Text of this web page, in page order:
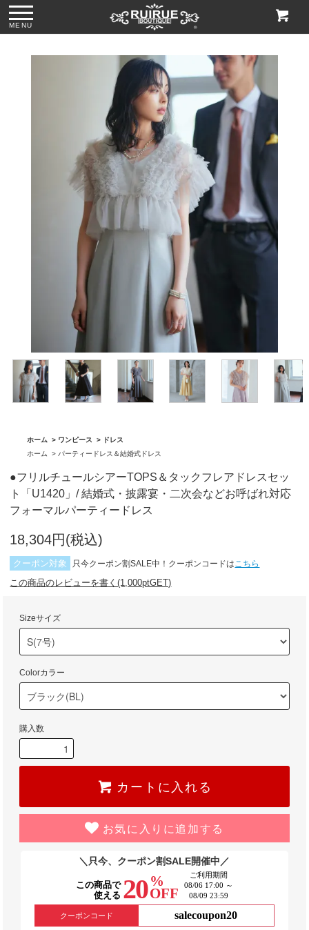
MENU
●グリッターチャン
キーローヒールパ
●ビジューハンドル
スパンコール刺繍
レースハンドバッ
グ「BA1762」
ハンドバッグ
「BA1760」
ホーム > ワンピース > ドレス
ホーム
> パーティードレス＆結婚式ドレス
●フリルチュールシアーTOPS＆タックフレアドレスセッ
ト「U1420」/ 結婚式・披露宴・二次会などお呼ばれ対応
フォーマルパーティードレス
18,304円(税込)
クーポン対象 只今クーポン割SALE中！クーポンコードはこちら
この商品のレビューを書く(1,000ptGET)
Sizeサイズ
Colorカラー
購入数
カートに入れる
お気に入りに追加する
＼只今、クーポン割SALE開催中／
この商品で
使える 20 %
OFF
ご利用期間
08/06 17:00 ～
08/09 23:59
クーポンコード salecoupon20